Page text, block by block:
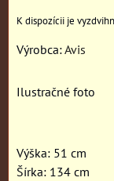
Výrobca:Avis
Ilustračné foto
Výška: 51 cm
Šírka: 134 cm